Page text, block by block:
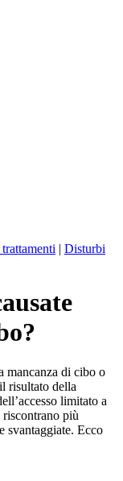
| Disturbi
mancanza di cibo o
risultato della
limitato a
più
svantaggiate. Ecco